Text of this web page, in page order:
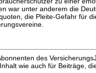
war unter anderem die
die Pleite-Gefahr für
des
wie auch für Beiträge,